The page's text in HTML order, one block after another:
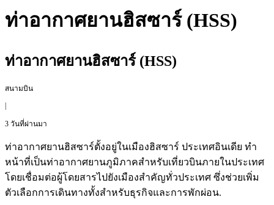
ท่าอากาศยานฮิสซาร์ (HSS)
ท่าอากาศยานฮิสซาร์ (HSS)
สนามบิน
|
3 วันที่ผ่านมา
ท่าอากาศยานฮิสซาร์ตั้งอยู่ในเมืองฮิสซาร์ ประเทศอินเดีย ทำ
หน้าที่เป็นท่าอากาศยานภูมิภาคสำหรับเที่ยวบินภายในประเทศ
โดยเชื่อมต่อผู้โดยสารไปยังเมืองสำคัญทั่วประเทศ ซึ่งช่วยเพิ่ม
ตัวเลือกการเดินทางทั้งสำหรับธุรกิจและการพักผ่อน.